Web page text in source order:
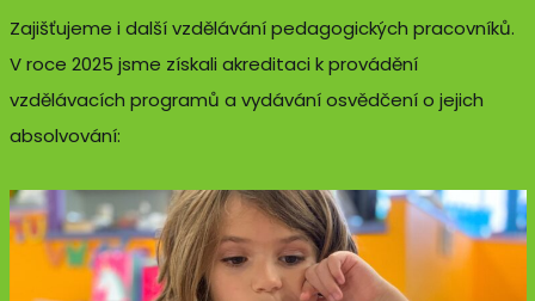
Zajišťujeme i další vzdělávání pedagogických pracovníků.
V roce 2025 jsme získali akreditaci k provádění
vzdělávacích programů a vydávání osvědčení o jejich
absolvování: